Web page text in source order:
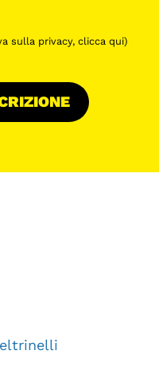
sulla privacy, clicca qui)